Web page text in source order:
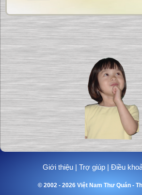
Giới thiệu| Trợ giúp| Điều
© 2002 - 2026 Việt Nam Thư Quán -